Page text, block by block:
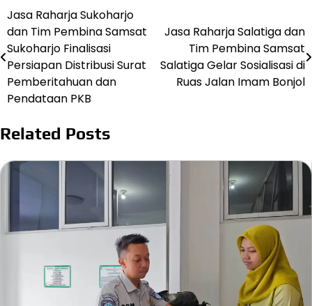
Post
navigation
Jasa Raharja Sukoharjo
dan Tim Pembina Samsat
Sukoharjo Finalisasi
Persiapan Distribusi Surat
Pemberitahuan dan
Pendataan PKB
Jasa Raharja Salatiga dan
Tim Pembina Samsat
Salatiga Gelar Sosialisasi di
Ruas Jalan Imam Bonjol
Related Posts